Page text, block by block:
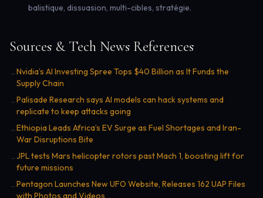
balistique, dissuasion, multi-cibles, stratégie.
Sources & Tech News References
→ Nvidia’s AI Investing Spree Tops $40 Billion as It Funds the
Supply Chain
→ Palisade Research says AI models can hack systems and
replicate to keep attacks going
→ Ethiopia Leads Africa’s EV Surge as Fuel Shortages and Iran-
War Disruptions Bite
→ JPL tests Mars helicopter rotors past Mach 1, boosting lift for
future missions
→ Pentagon Launches New UFO Website, Releases 162 UAP Files
with Photos and Videos